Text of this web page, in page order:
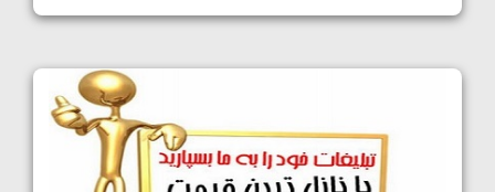
1405/05/11
کشتی آزاد نوجوانان جهان؛ رقبای نمایندگان
ایران مشخص شدند